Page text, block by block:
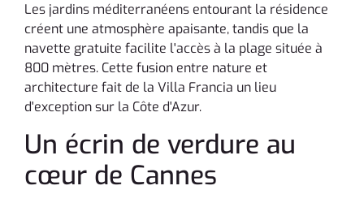
Les jardins méditerranéens entourant la résidence
créent une atmosphère apaisante, tandis que la
navette gratuite facilite l'accès à la plage située à
800 mètres. Cette fusion entre nature et
architecture fait de la Villa Francia un lieu
d'exception sur la Côte d'Azur.
Un écrin de verdure au
cœur de Cannes